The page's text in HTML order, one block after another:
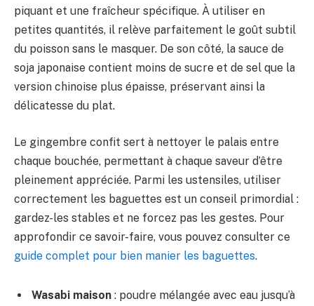
piquant et une fraîcheur spécifique. À utiliser en
petites quantités, il relève parfaitement le goût subtil
du poisson sans le masquer. De son côté, la sauce de
soja japonaise contient moins de sucre et de sel que la
version chinoise plus épaisse, préservant ainsi la
délicatesse du plat.
Le gingembre confit sert à nettoyer le palais entre
chaque bouchée, permettant à chaque saveur d’être
pleinement appréciée. Parmi les ustensiles, utiliser
correctement les baguettes est un conseil primordial :
gardez-les stables et ne forcez pas les gestes. Pour
approfondir ce savoir-faire, vous pouvez consulter ce
guide complet pour bien manier les baguettes.
Wasabi maison : poudre mélangée avec eau jusqu’à